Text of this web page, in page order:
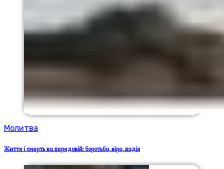
Молитва
Життя і смерть на передовій: боротьба, віра, надія